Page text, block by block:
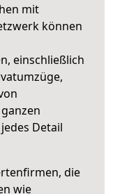
mit
können
einschließlich
Detail
die
wie